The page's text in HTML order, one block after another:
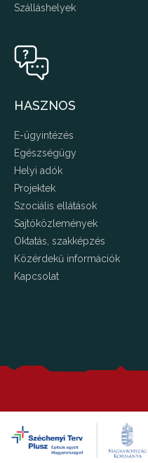
Szálláshelyek
HASZNOS
E-ügyintézés
Egészségügy
Helyi adók
Projektek
Szociális ellátások
Sajtóközlemények
Oktatás, szakképzés
Közérdekű információk
Kapcsolat
Copyright © 2026